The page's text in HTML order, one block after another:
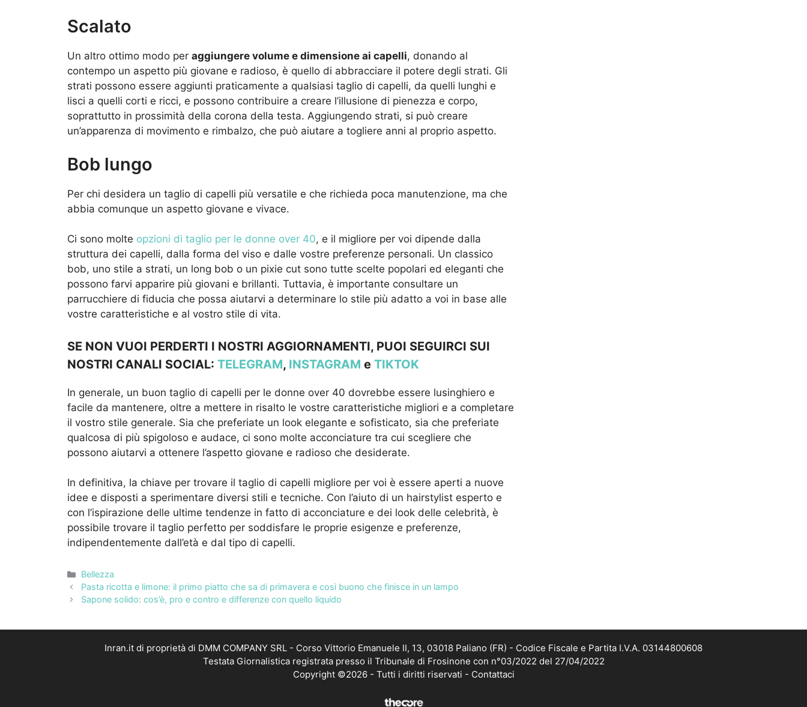
Scalato
Un altro ottimo modo per aggiungere volume e dimensione ai capelli, donando al
contempo un aspetto più giovane e radioso, è quello di abbracciare il potere degli strati. Gli
strati possono essere aggiunti praticamente a qualsiasi taglio di capelli, da quelli lunghi e
lisci a quelli corti e ricci, e possono contribuire a creare l’illusione di pienezza e corpo,
soprattutto in prossimità della corona della testa. Aggiungendo strati, si può creare
un’apparenza di movimento e rimbalzo, che può aiutare a togliere anni al proprio aspetto.
Bob lungo
Per chi desidera un taglio di capelli più versatile e che richieda poca manutenzione, ma che
abbia comunque un aspetto giovane e vivace.
Ci sono molte opzioni di taglio per le donne over 40, e il migliore per voi dipende dalla
struttura dei capelli, dalla forma del viso e dalle vostre preferenze personali. Un classico
bob, uno stile a strati, un long bob o un pixie cut sono tutte scelte popolari ed eleganti che
possono farvi apparire più giovani e brillanti. Tuttavia, è importante consultare un
parrucchiere di fiducia che possa aiutarvi a determinare lo stile più adatto a voi in base alle
vostre caratteristiche e al vostro stile di vita.
SE NON VUOI PERDERTI I NOSTRI AGGIORNAMENTI, PUOI SEGUIRCI SUI
NOSTRI CANALI SOCIAL: TELEGRAM, INSTAGRAM e TIKTOK
In generale, un buon taglio di capelli per le donne over 40 dovrebbe essere lusinghiero e
facile da mantenere, oltre a mettere in risalto le vostre caratteristiche migliori e a completare
il vostro stile generale. Sia che preferiate un look elegante e sofisticato, sia che preferiate
qualcosa di più spigoloso e audace, ci sono molte acconciature tra cui scegliere che
possono aiutarvi a ottenere l’aspetto giovane e radioso che desiderate.
In definitiva, la chiave per trovare il taglio di capelli migliore per voi è essere aperti a nuove
idee e disposti a sperimentare diversi stili e tecniche. Con l’aiuto di un hairstylist esperto e
con l’ispirazione delle ultime tendenze in fatto di acconciature e dei look delle celebrità, è
possibile trovare il taglio perfetto per soddisfare le proprie esigenze e preferenze,
indipendentemente dall’età e dal tipo di capelli.
Categorie
Bellezza
Pasta ricotta e limone: il primo piatto che sa di primavera e così buono che finisce in un lampo
Sapone solido: cos’è, pro e contro e differenze con quello liquido
Inran.it di proprietà di DMM COMPANY SRL - Corso Vittorio Emanuele II, 13, 03018 Paliano (FR) - Codice Fiscale e Partita I.V.A. 03144800608
Testata Giornalistica registrata presso il Tribunale di Frosinone con n°03/2022 del 27/04/2022
Copyright ©2026 - Tutti i diritti riservati - Contattaci